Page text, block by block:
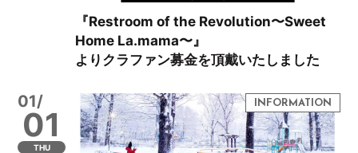
『Restroom of the Revolution〜Sweet
Home La.mama〜』
よりクラファン募金を頂戴いたしました
01/
01
THU